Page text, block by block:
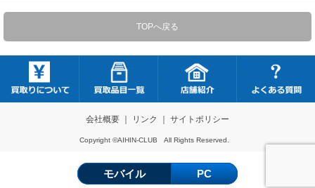
TOPへ戻る
会社概要｜ リンク ｜ サイトポリシー
Copyright ©AIHIN-CLUB All Rights Reserved.
モバイル PC